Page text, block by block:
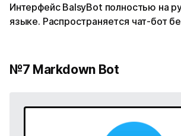
Интерфейс BalsyBot полностью на
языке. Распространяется чат-бот
№7 Markdown Bot